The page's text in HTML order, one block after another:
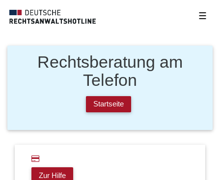
☰
Rechtsberatung am
Telefon
Startseite
Zur Hilfe